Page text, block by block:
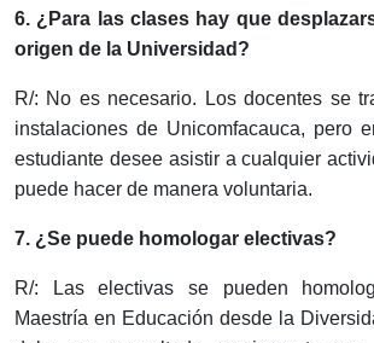
6. ¿Para las clases hay que
origen de la Universidad?
R/: No es necesario. Los docentes se
instalaciones de Unicomfacauca, pero
estudiante desee asistir a cualquier
puede hacer de manera voluntaria.
7. ¿Se puede homologar electivas?
R/: Las electivas se pueden
Maestría en Educación desde la